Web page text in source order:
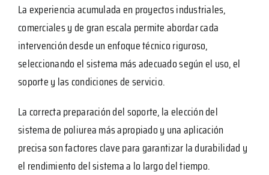
La experiencia acumulada en proyectos industriales,
comerciales y de gran escala permite abordar cada
intervención desde un enfoque técnico riguroso,
seleccionando el sistema más adecuado según el uso, el
soporte y las condiciones de servicio.
La correcta preparación del soporte, la elección del
sistema de poliurea más apropiado y una aplicación
precisa son factores clave para garantizar la durabilidad y
el rendimiento del sistema a lo largo del tiempo.